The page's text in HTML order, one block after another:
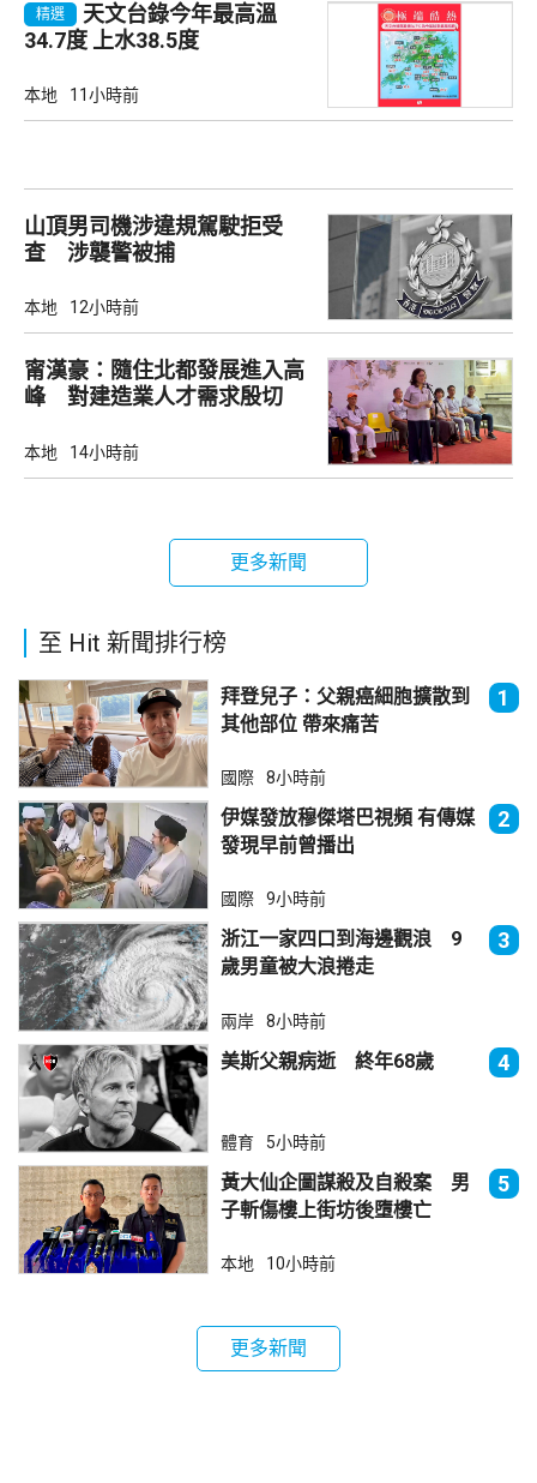
精選
天文台錄今年最高溫
34.7度 上水38.5度
本地 11小時前
山頂男司機涉違規駕駛拒受
查 涉襲警被捕
本地 12小時前
甯漢豪：隨住北都發展進入高
峰 對建造業人才需求殷切
本地 14小時前
更多新聞
至 Hit 新聞排行榜
拜登兒子：父親癌細胞擴散到
其他部位 帶來痛苦
1
國際 8小時前
伊媒發放穆傑塔巴視頻 有傳媒
發現早前曾播出
2
國際 9小時前
浙江一家四口到海邊觀浪 9
歲男童被大浪捲走
3
兩岸 8小時前
美斯父親病逝 終年68歲 4
體育 5小時前
黃大仙企圖謀殺及自殺案 男
子斬傷樓上街坊後墮樓亡
5
本地 10小時前
更多新聞